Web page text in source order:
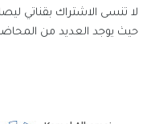
لا تنسى الاشتراك بقناتي
حيث يوجد العديد من